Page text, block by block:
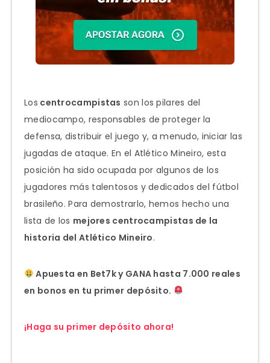
Los centrocampistas son los pilares del
mediocampo, responsables de proteger la
defensa, distribuir el juego y, a menudo, iniciar las
jugadas de ataque. En el Atlético Mineiro, esta
posición ha sido ocupada por algunos de los
jugadores más talentosos y dedicados del fútbol
brasileño. Para demostrarlo, hemos hecho una
lista de los mejores centrocampistas de la
historia del Atlético Mineiro.
Apuesta en Bet7k y GANA hasta 7.000 reales
en bonos en tu primer depósito.
¡Haga su primer depósito ahora!